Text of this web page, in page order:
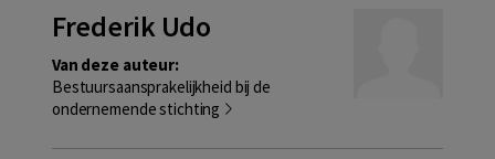
Frederik Udo
Van deze auteur:
Bestuursaansprakelijkheid bij de
ondernemende stichting